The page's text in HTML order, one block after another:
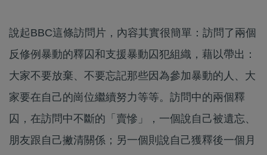
說起BBC這條訪問片，內容其實很簡單：訪問了兩個
反修例暴動的釋囚和支援暴動囚犯組織，藉以帶出：
大家不要放棄、不要忘記那些因為參加暴動的人、大
家要在自己的崗位繼續努力等等。訪問中的兩個釋
囚，在訪問中不斷的「賣慘」，一個說自己被遺忘、
朋友跟自己撇清關係；另一個則說自己獲釋後一個月